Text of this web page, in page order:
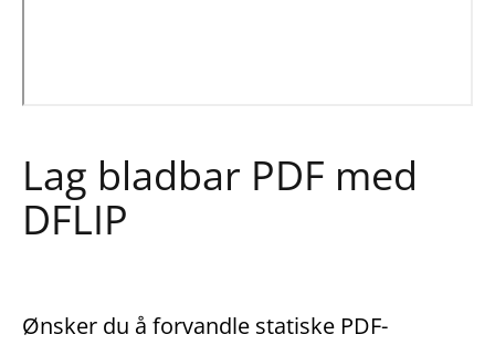
Lag bladbar PDF med
DFLIP
Ønsker du å forvandle statiske PDF-